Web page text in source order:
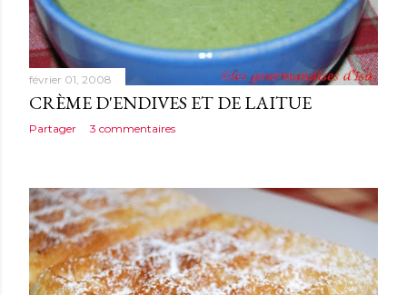
février 01, 2008
CRÈME D'ENDIVES ET DE LAITUE
Partager 3 commentaires